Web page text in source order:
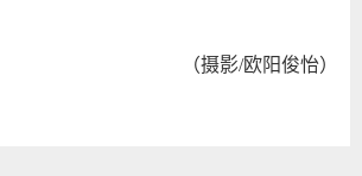
（摄影/欧阳俊怡）